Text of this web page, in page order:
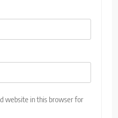
website in this browser for